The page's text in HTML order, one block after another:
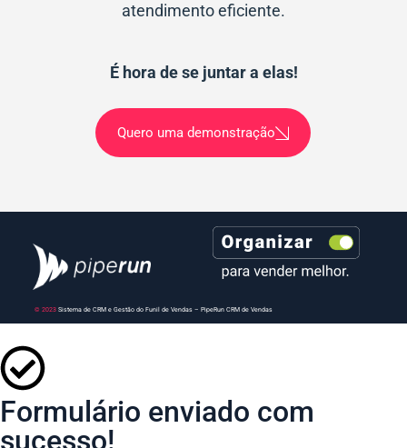
atendimento eficiente.
É hora de se juntar a elas!
Quero uma demonstração
© 2023 Sistema de CRM e Gestão do Funil de Vendas – PipeRun CRM de Vendas
Formulário enviado com
sucesso!